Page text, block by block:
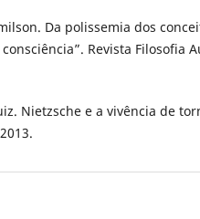
Da polissemia dos
Revista Filosofia
Nietzsche e a vivência de